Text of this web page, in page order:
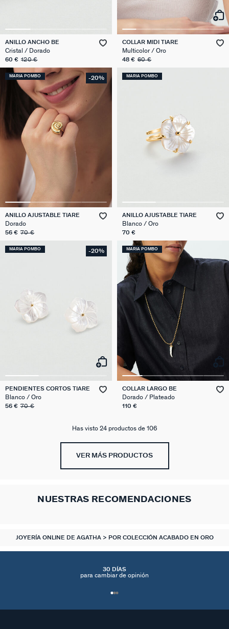
ANILLO ANCHO BE
Cristal / Dorado
60 € 120 €
COLLAR MIDI TIARE
Multicolor / Oro
48 € 60 €
MARIA POMBO -20%
ANILLO AJUSTABLE TIARE
Dorado
56 € 70 €
MARIA POMBO
ANILLO AJUSTABLE TIARE
Blanco / Oro
70 €
MARIA POMBO -20%
PENDIENTES CORTOS TIARE
Blanco / Oro
56 € 70 €
MARIA POMBO
COLLAR LARGO BE
Dorado / Plateado
110 €
Has visto 24 productos de 106
VER MÁS PRODUCTOS
NUESTRAS RECOMENDACIONES
JOYERÍA ONLINE DE AGATHA POR COLECCIÓN ACABADO EN ORO
30 DÍAS
para cambiar de opinión